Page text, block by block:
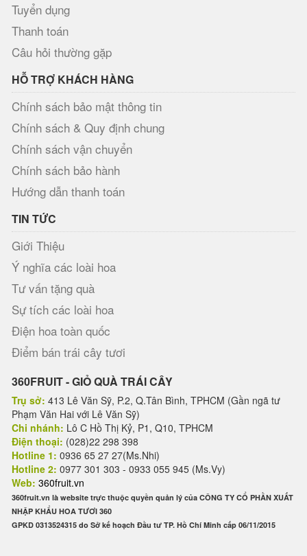
Tuyển dụng
Thanh toán
Câu hỏi thường gặp
HỖ TRỢ KHÁCH HÀNG
Chính sách bảo mật thông tin
Chính sách & Quy định chung
Chính sách vận chuyển
Chính sách bảo hành
Hướng dẫn thanh toán
TIN TỨC
Giới Thiệu
Ý nghĩa các loài hoa
Tư vấn tặng quà
Sự tích các loài hoa
Điện hoa toàn quốc
Điểm bán trái cây tươi
360FRUIT - GIỎ QUÀ TRÁI CÂY
Trụ sở: 413 Lê Văn Sỹ, P.2, Q.Tân Bình, TPHCM (Gần ngã tư
Phạm Văn Hai với Lê Văn Sỹ)
Chi nhánh: Lô C Hồ Thị Kỷ, P1, Q10, TPHCM
Điện thoại: (028)22 298 398
Hotline 1: 0936 65 27 27(Ms.Nhi)
Hotline 2: 0977 301 303 - 0933 055 945 (Ms.Vy)
Web: 360fruit.vn
360fruit.vn là website trực thuộc quyền quản lý của CÔNG TY CỔ PHẦN XUẤT
NHẬP KHẨU HOA TƯƠI 360
GPKD 0313524315 do Sở kế hoạch Đầu tư TP. Hồ Chí Minh cấp 06/11/2015